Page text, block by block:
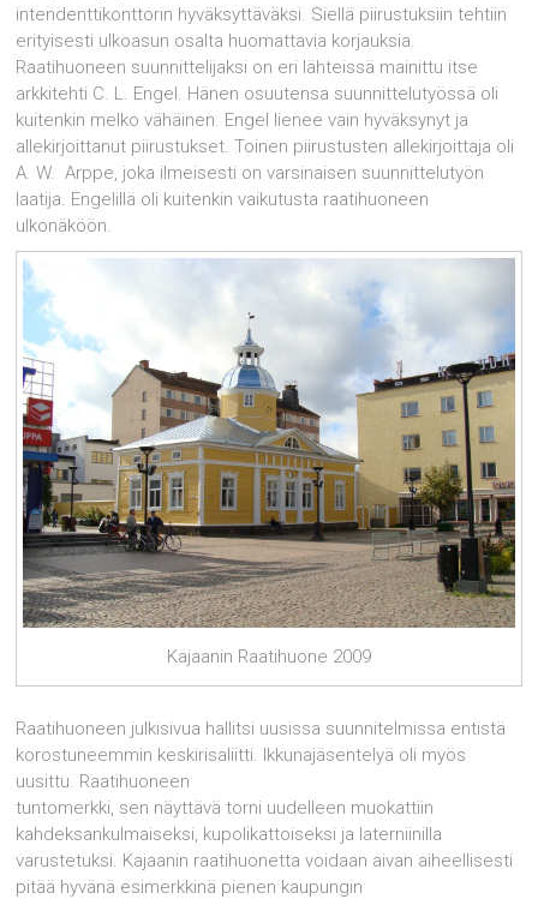
intendenttikonttorin hyväksyttäväksi. Siellä piirustuksiin tehtiin
erityisesti ulkoasun osalta huomattavia korjauksia.
Raatihuoneen suunnittelijaksi on eri lähteissä mainittu itse
arkkitehti C. L. Engel. Hänen osuutensa suunnittelutyössä oli
kuitenkin melko vähäinen. Engel lienee vain hyväksynyt ja
allekirjoittanut piirustukset. Toinen piirustusten allekirjoittaja oli
A. W. Arppe, joka ilmeisesti on varsinaisen suunnittelutyön
laatija. Engelillä oli kuitenkin vaikutusta raatihuoneen
ulkonäköön.
Kajaanin Raatihuone 2009
Raatihuoneen julkisivua hallitsi uusissa suunnitelmissa entistä
korostuneemmin keskirisaliitti. Ikkunajäsentelyä oli myös
uusittu. Raatihuoneen
tuntomerkki, sen näyttävä torni uudelleen muokattiin
kahdeksankulmaiseksi, kupolikattoiseksi ja laterniinilla
varustetuksi. Kajaanin raatihuonetta voidaan aivan aiheellisesti
pitää hyvänä esimerkkinä pienen kaupungin